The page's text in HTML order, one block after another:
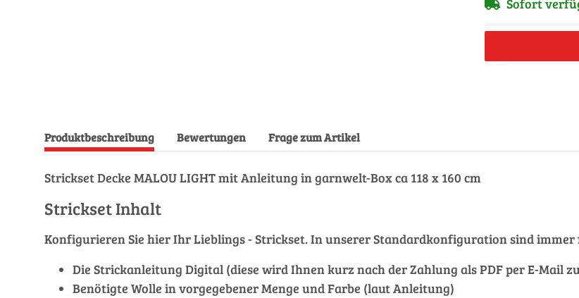
Sofort
Produktbeschreibung Bewertungen Frage zum Artikel
Strickset Decke MALOU LIGHT mit Anleitung in garnwelt-Box ca 118 x 160 cm
Strickset Inhalt
Konfigurieren Sie hier Ihr Lieblings - Strickset. In unserer Standardkonfiguration sind
Die Strickanleitung Digital (diese wird Ihnen kurz nach der Zahlung als PDF per E-Mail
Benötigte Wolle in vorgegebener Menge und Farbe (laut Anleitung)